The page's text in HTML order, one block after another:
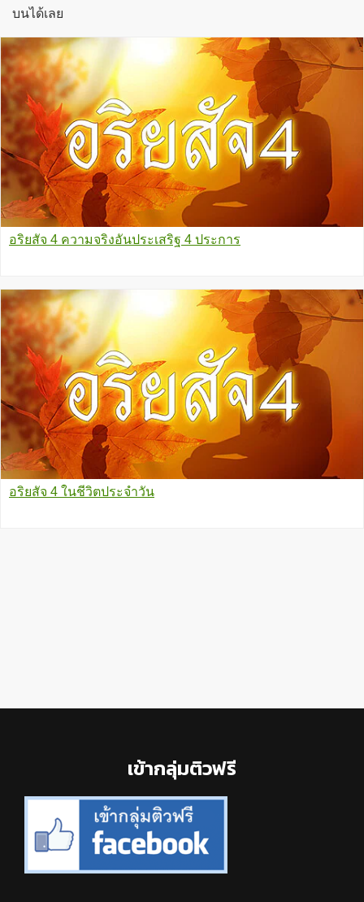
บนได้เลย
อริยสัจ 4 ความจริงอันประเสริฐ 4 ประการ
อริยสัจ 4 ในชีวิตประจำวัน
เข้ากลุ่มติวฟรี